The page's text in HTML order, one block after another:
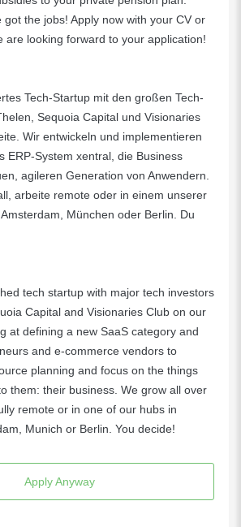
got the jobs! Apply now with your CV or
are looking forward to your application!
Tech-Startup mit den großen Tech-
Sequoia Capital und Visionaries
Wir entwickeln und implementieren
ERP-System xentral, die Business
agileren Generation von Anwendern.
arbeite remote oder in einem unserer
München oder Berlin. Du
tech startup with major tech investors
Capital and Visionaries Club on our
at defining a new SaaS category and
and e-commerce vendors to
planning and focus on the things
them: their business. We grow all over
remote or in one of our hubs in
Munich or Berlin. You decide!
Apply Anyway